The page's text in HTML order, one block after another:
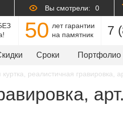
Вы смотрели: 0
50 лет гарантии
на памятник
7
Сроки Портфолио
реалистичная гравировка,